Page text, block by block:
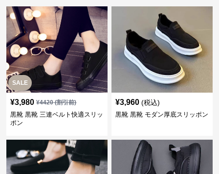
SALE
¥3,980 ¥4420(割引前)
黒靴 黒靴 三連ベルト快適スリッ
ポン
¥3,960 (税込)
黒靴 黒靴 モダン厚底スリッポン